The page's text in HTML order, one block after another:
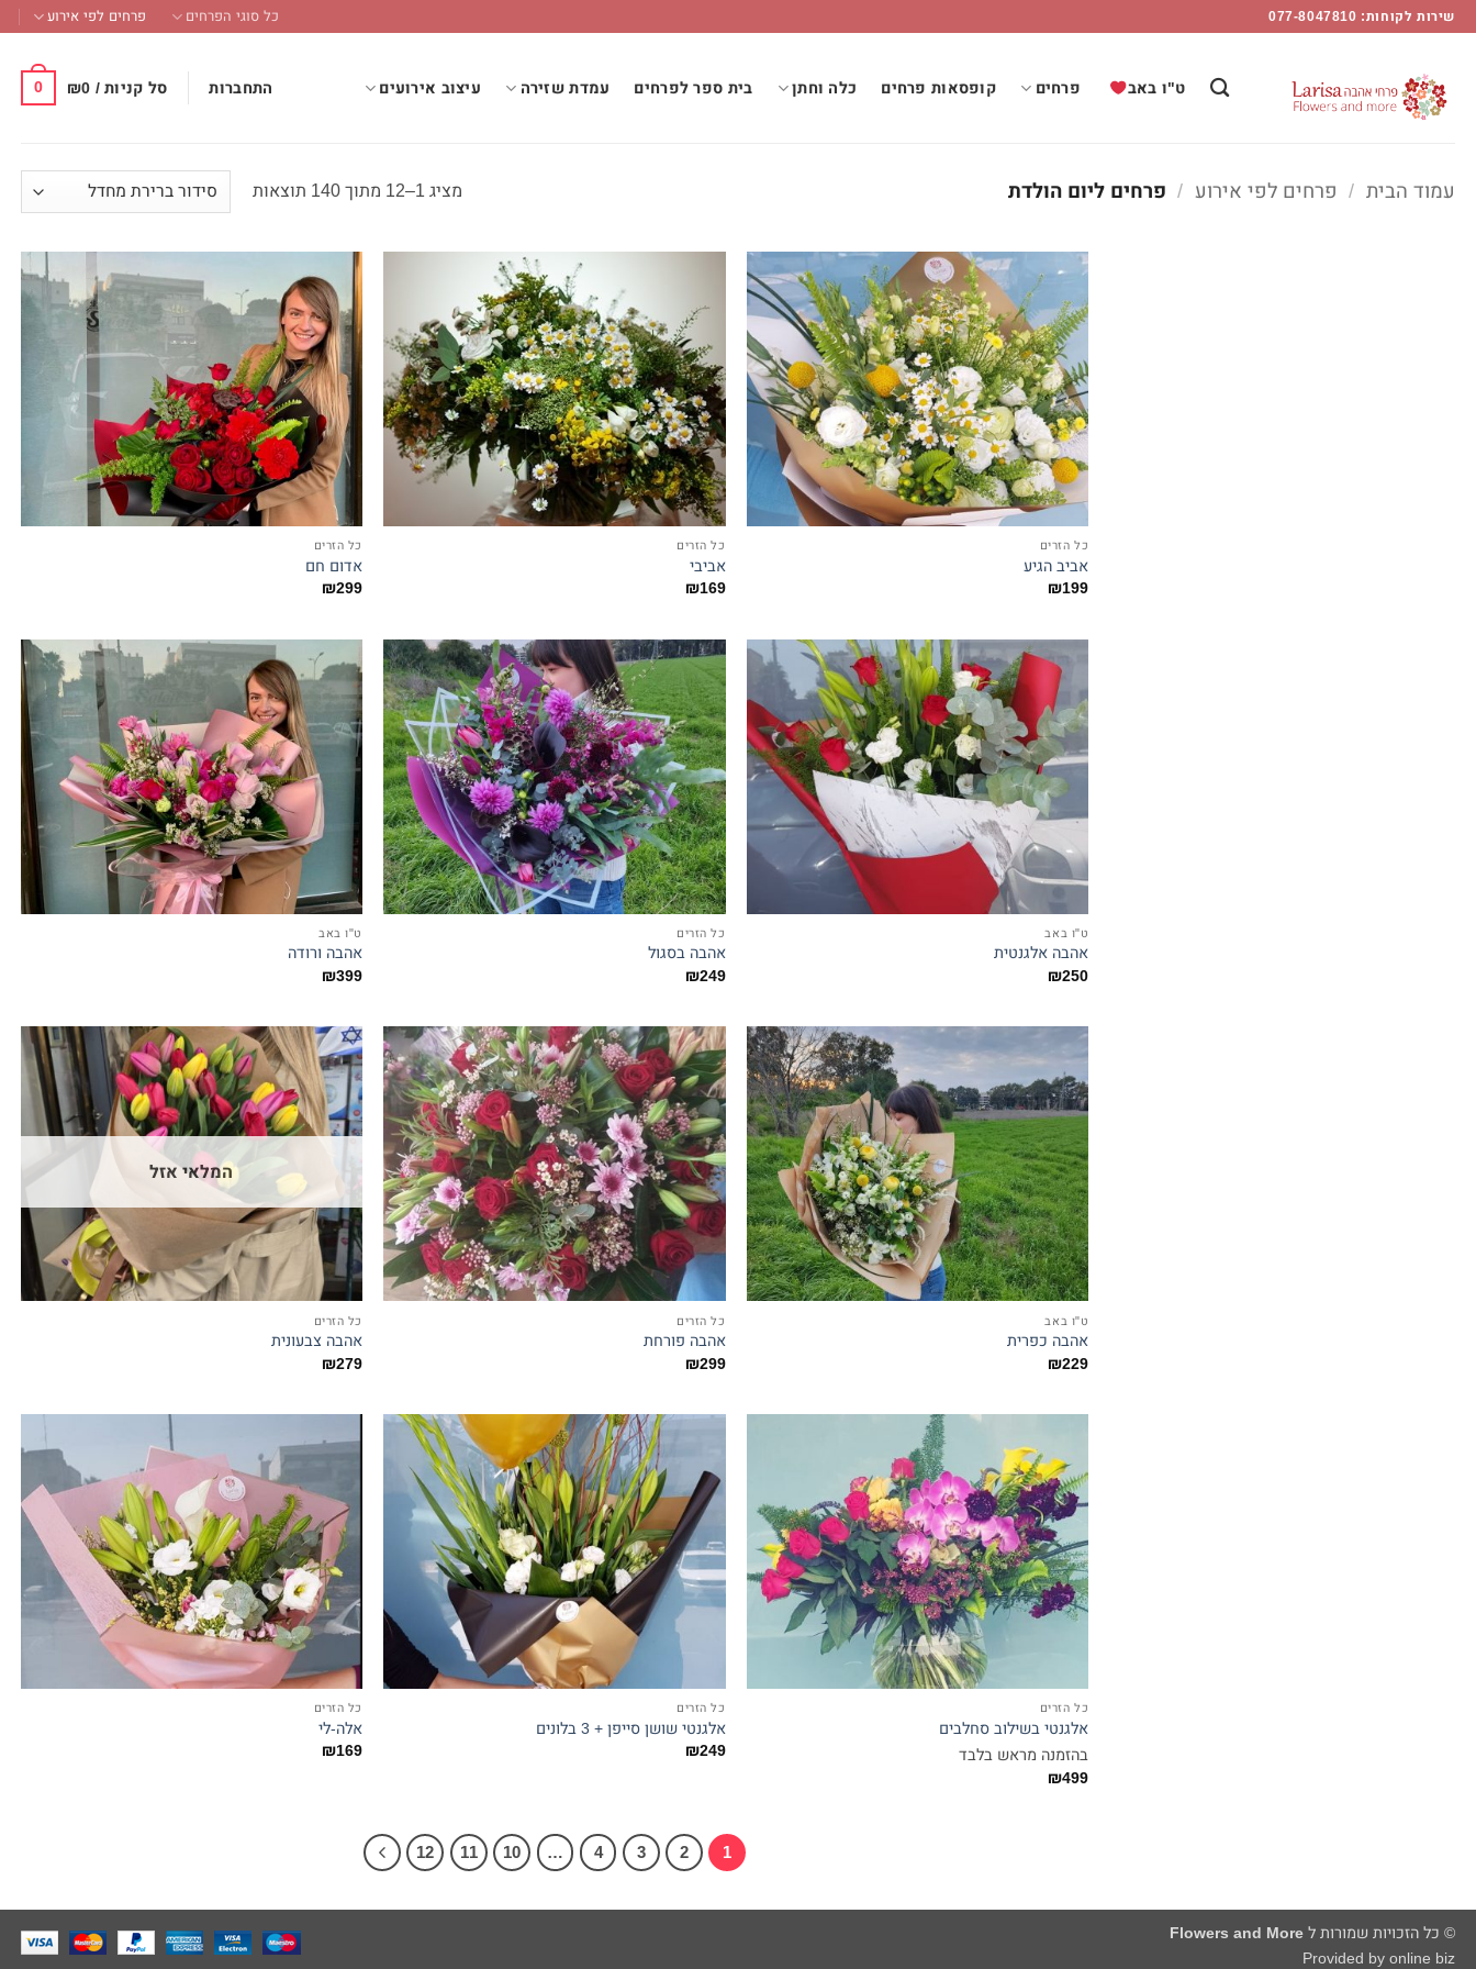
פרחים
ליום
Flowers
Skipשירות לקוחות: 077-8047810 כל סוגי הפרחים פרחים לפי אירוע
ט"ו באב פרחים קופסאות פרחים כלה וחתן בית ספר לפרחים עמדת שזירה עיצוב אירועים התחברות סל קניות / ₪0
0
עמוד הבית / פרחים לפי אירוע / פרחים ליום הולדת מציג 1–12 מתוך 140 תוצאות
כל הזרים
אביב הגיע
₪199
כל הזרים
אביבי
₪169
כל הזרים
אדום חם
₪299
ט"ו באב
אהבה אלגנטית
₪250
כל הזרים
אהבה בסגול
₪249
ט"ו באב
אהבה ורודה
₪399
ט"ו באב
אהבה כפרית
₪229
כל הזרים
אהבה פורחת
₪299
המלאי אזל
כל הזרים
אהבה צבעונית
₪279
כל הזרים
אלגנטי בשילוב סחלבים
בהזמנה מראש בלבד
₪499
כל הזרים
אלגנטי שושן סייפן + 3 בלונים
₪249
כל הזרים
אלה-לי
₪169
1
2
3
4
…
10
11
12
© כל הזכויות שמורות ל Flowers and More
Provided by online biz